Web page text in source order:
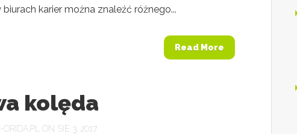
karier można znaleźć różnego...
Read More
kolęda
ON SIE 3, 2017